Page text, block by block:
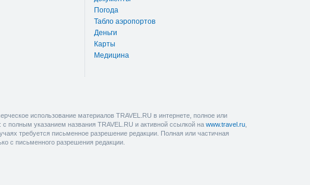
Погода
Табло аэропортов
Деньги
Карты
Медицина
использование материалов TRAVEL.RU в интернете, полное или
с полным указанием названия TRAVEL.RU и активной ссылкой на www.travel.ru
требуется письменное разрешение редакции. Полная или частичная
с письменного разрешения редакции.